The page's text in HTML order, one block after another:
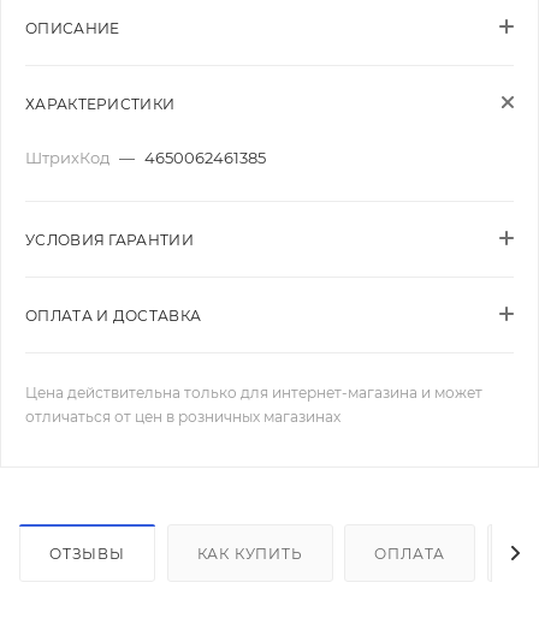
ОПИСАНИЕ
ХАРАКТЕРИСТИКИ
ШтрихКод — 4650062461385
УСЛОВИЯ ГАРАНТИИ
ОПЛАТА И ДОСТАВКА
Цена действительна только для интернет-магазина и может
отличаться от цен в розничных магазинах
ОТЗЫВЫ КАК КУПИТЬ ОПЛАТА